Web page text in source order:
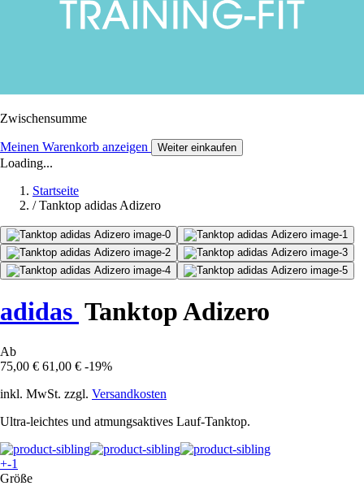
Zwischensumme
Meinen Warenkorb anzeigen Weiter einkaufen
Loading...
Startseite
/ Tanktop adidas Adizero
adidas Tanktop Adizero
Ab
75,00 € 61,00 € -19%
inkl. MwSt. zzgl. Versandkosten
Ultra-leichtes und atmungsaktives Lauf-Tanktop.
+-1
Größe